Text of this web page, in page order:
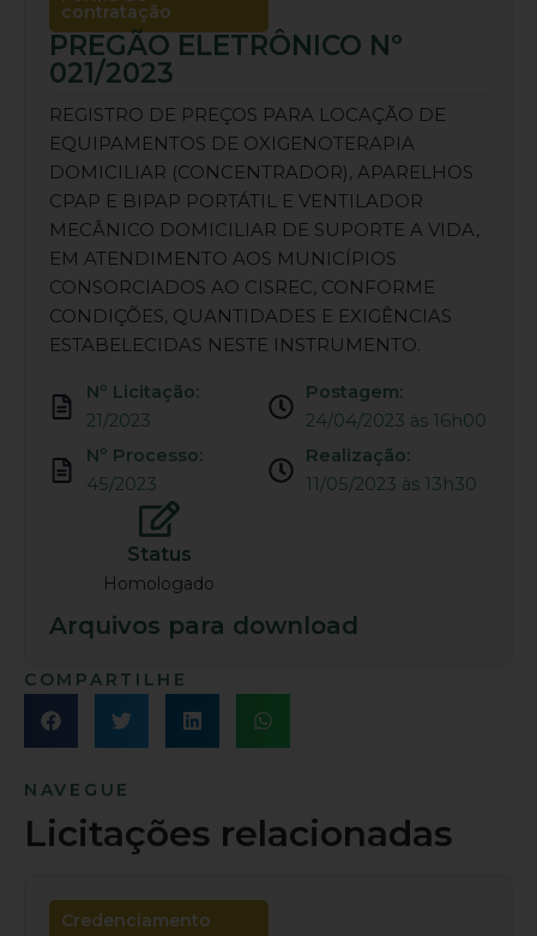
contratação
PREGÃO ELETRÔNICO Nº
021/2023
REGISTRO DE PREÇOS PARA LOCAÇÃO DE
EQUIPAMENTOS DE OXIGENOTERAPIA
DOMICILIAR (CONCENTRADOR), APARELHOS
CPAP E BIPAP PORTÁTIL E VENTILADOR
MECÂNICO DOMICILIAR DE SUPORTE A VIDA,
EM ATENDIMENTO AOS MUNICÍPIOS
CONSORCIADOS AO CISREC, CONFORME
CONDIÇÕES, QUANTIDADES E EXIGÊNCIAS
ESTABELECIDAS NESTE INSTRUMENTO.
Nº Licitação:
21/2023
Nº Processo:
45/2023
Postagem:
24/04/2023 às 16h00
Realização:
11/05/2023 às 13h30
Status
Homologado
Arquivos para download
COMPARTILHE
NAVEGUE
Licitações relacionadas
Credenciamento